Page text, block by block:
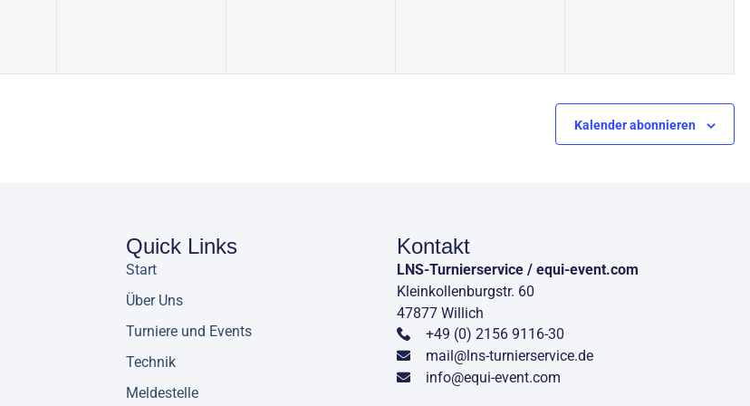
Kalender abonnieren
Quick Links
Start
Über Uns
Turniere und Events
Technik
Meldestelle
Kontakt
LNS-Turnierservice / equi-event.com
Kleinkollenburgstr. 60
47877 Willich
+49 (0) 2156 9116-30
mail@lns-turnierservice.de
info@equi-event.com